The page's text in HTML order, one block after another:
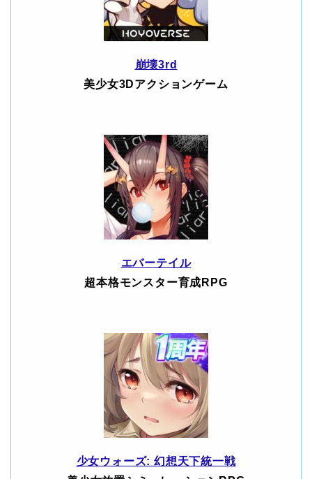
崩壊3rd
美少女3Dアクションゲーム
エバーテイル
超本格モンスター育成RPG
少女ウォーズ: 幻想天下統一戦